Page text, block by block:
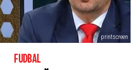
printscreen
FUDBAL